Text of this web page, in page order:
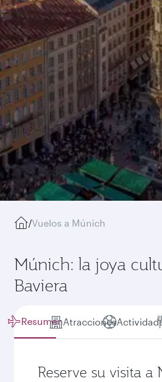
/Vuelos a Múnich
Múnich: la joya
Baviera
ResumenAtracciones
Reserve su visita a